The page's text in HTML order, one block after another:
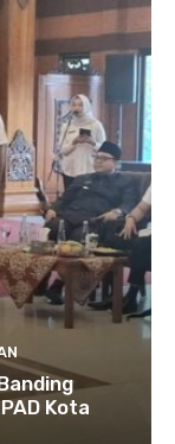
Kota